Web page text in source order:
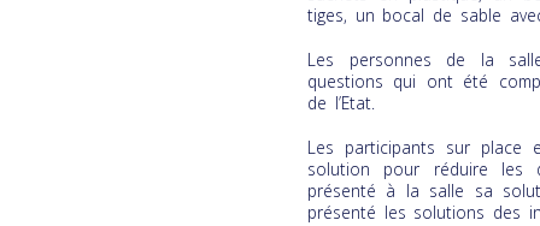
tiges, un bocal de sable
Les personnes de la
questions qui ont été
de l’Etat.
Les participants sur
solution pour réduire les
présenté à la salle sa
présenté les solutions des